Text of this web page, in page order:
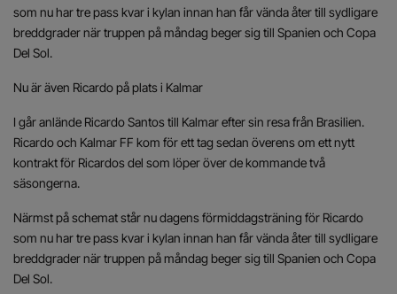
som nu har tre pass kvar i kylan innan han får vända åter till sydligare
breddgrader när truppen på måndag beger sig till Spanien och Copa
Del Sol.
Nu är även Ricardo på plats i Kalmar
I går anlände Ricardo Santos till Kalmar efter sin resa från Brasilien.
Ricardo och Kalmar FF kom för ett tag sedan överens om ett nytt
kontrakt för Ricardos del som löper över de kommande två
säsongerna.
Närmst på schemat står nu dagens förmiddagsträning för Ricardo
som nu har tre pass kvar i kylan innan han får vända åter till sydligare
breddgrader när truppen på måndag beger sig till Spanien och Copa
Del Sol.